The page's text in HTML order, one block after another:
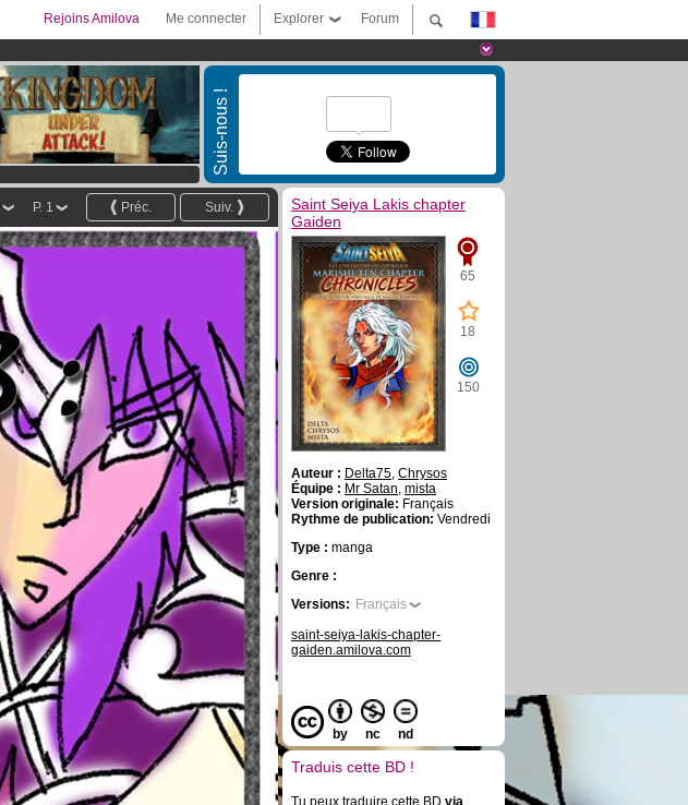
Forum
Explorer
Me connecter
Rejoins Amilova
Suis-nous !
Suiv.
Préc.
P. 1
Saint Seiya Lakis chapter
Gaiden
65
18
150
Auteur : Delta75, Chrysos
Équipe : Mr Satan, mista
Version originale: Français
Rythme de publication: Vendredi
Type : manga
Genre :
Versions: Français
saint-seiya-lakis-chapter-
gaiden.amilova.com
by nc nd
Traduis cette BD !
Tu peux traduire cette BD via